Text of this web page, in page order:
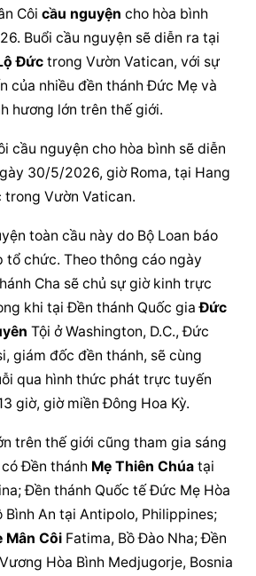
Côi cầu nguyện cho hòa bình
Buổi cầu nguyện sẽ diễn ra tại
Đức trong Vườn Vatican, với sự
của nhiều đền thánh Đức Mẹ và
hương lớn trên thế giới.
cầu nguyện cho hòa bình sẽ diễn
30/5/2026, giờ Roma, tại Hang
trong Vườn Vatican.
toàn cầu này do Bộ Loan báo
tổ chức. Theo thông cáo ngày
Cha sẽ chủ sự giờ kinh trực
khi tại Đền thánh Quốc gia Đức
Tội ở Washington, D.C., Đức
giám đốc đền thánh, sẽ cùng
qua hình thức phát trực tuyến
giờ, giờ miền Đông Hoa Kỳ.
trên thế giới cũng tham gia sáng
Đền thánh Mẹ Thiên Chúa tại
Đền thánh Quốc tế Đức Mẹ Hòa
Bình An tại Antipolo, Philippines;
Mân Côi Fatima, Bồ Đào Nha; Đền
Hòa Bình Medjugorje, Bosnia